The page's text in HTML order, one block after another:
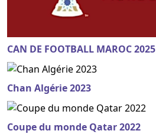
CAN DE FOOTBALL MAROC 2025
Chan Algérie 2023
Coupe du monde Qatar 2022